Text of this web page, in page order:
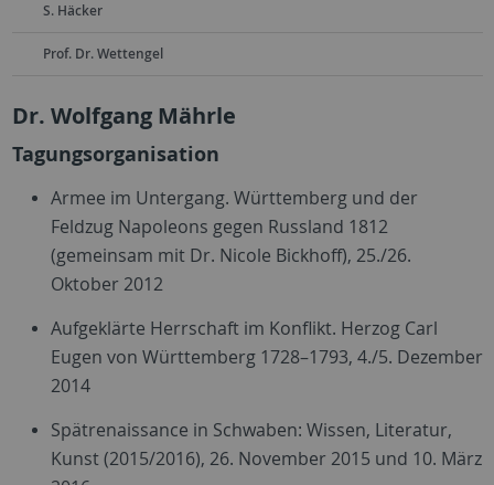
S. Häcker
Prof. Dr. Wettengel
Dr. Wolfgang Mährle
Tagungsorganisation
Armee im Untergang. Württemberg und der
Feldzug Napoleons gegen Russland 1812
(gemeinsam mit Dr. Nicole Bickhoff), 25./26.
Oktober 2012
Aufgeklärte Herrschaft im Konflikt. Herzog Carl
Eugen von Württemberg 1728–1793, 4./5. Dezember
2014
Spätrenaissance in Schwaben: Wissen, Literatur,
Kunst (2015/2016), 26. November 2015 und 10. März